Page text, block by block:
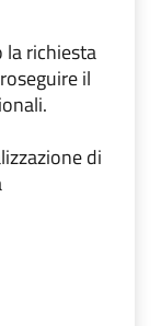
la richiesta
il
di